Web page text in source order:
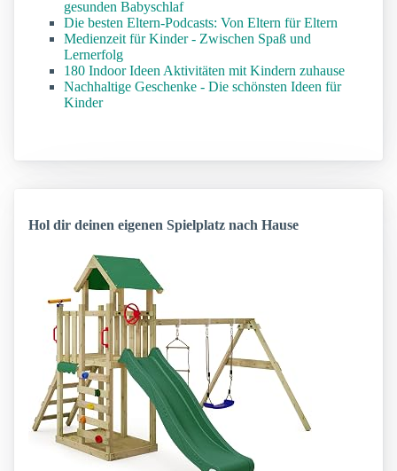
gesunden Babyschlaf
Die besten Eltern-Podcasts: Von Eltern für Eltern
Medienzeit für Kinder - Zwischen Spaß und
Lernerfolg
180 Indoor Ideen Aktivitäten mit Kindern zuhause
Nachhaltige Geschenke - Die schönsten Ideen für
Kinder
Hol dir deinen eigenen Spielplatz nach Hause